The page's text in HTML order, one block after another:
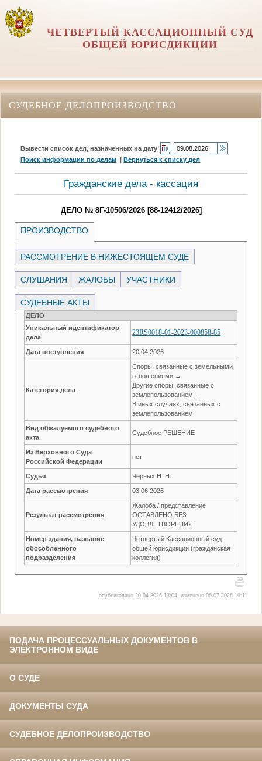
ЧЕТВЕРТЫЙ КАССАЦИОННЫЙ СУД
ОБЩЕЙ ЮРИСДИКЦИИ
СУДЕБНОЕ ДЕЛОПРОИЗВОДСТВО
Вывести список дел, назначенных на дату
Поиск информации по делам |Вернуться к списку дел
Гражданские дела - кассация
ДЕЛО № 8Г-10506/2026 [88-12412/2026]
ПРОИЗВОДСТВО
РАССМОТРЕНИЕ В НИЖЕСТОЯЩЕМ СУДЕ
СЛУШАНИЯ ЖАЛОБЫ УЧАСТНИКИ
СУДЕБНЫЕ АКТЫ
ДЕЛО
Уникальный идентификатор
дела
23RS0018-01-2023-000858-85
Дата поступления 20.04.2026
Категория дела
Споры, связанные с земельными
отношениями →
Другие споры, связанные с
землепользованием →
В иных случаях, связанных с
землепользованием
Вид обжалуемого судебного
акта
Судебное РЕШЕНИЕ
Из Верховного Суда
Российской Федерации
нет
Судья Черных Н. Н.
Дата рассмотрения 03.06.2026
Результат рассмотрения
Жалоба / представление
ОСТАВЛЕНО БЕЗ
УДОВЛЕТВОРЕНИЯ
Номер здания, название
обособленного
подразделения
Четвертый Кассационный суд
общей юрисдикции (гражданская
коллегия)
опубликовано 20.04.2026 13:04, изменено 06.07.2026 19:11
ПОДАЧА ПРОЦЕССУАЛЬНЫХ ДОКУМЕНТОВ В
ЭЛЕКТРОННОМ ВИДЕ
О СУДЕ
ДОКУМЕНТЫ СУДА
СУДЕБНОЕ ДЕЛОПРОИЗВОДСТВО